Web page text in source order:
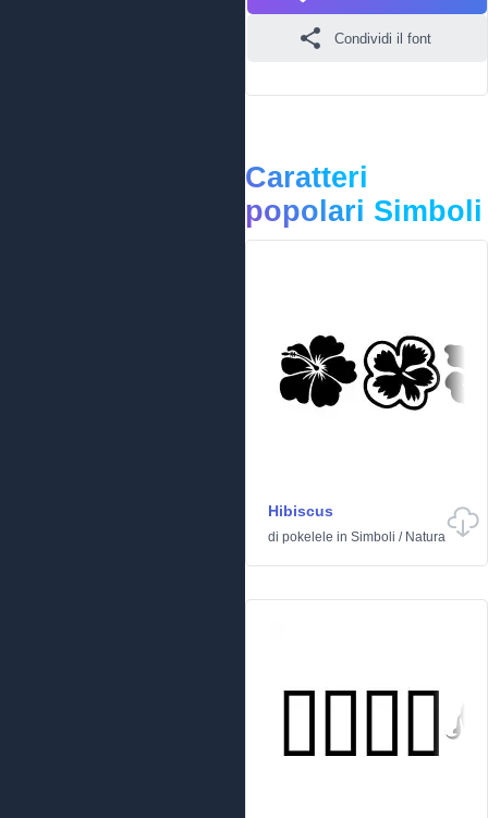
Condividi il font
Caratteri
popolari Simboli
Hibiscus
di pokelele in Simboli / Natura